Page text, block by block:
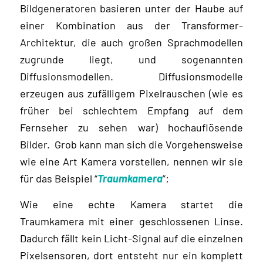
Bildgeneratoren basieren unter der Haube auf
einer Kombination aus der Transformer-
Architektur, die auch großen Sprachmodellen
zugrunde liegt, und sogenannten
Diffusionsmodellen. Diffusionsmodelle
erzeugen aus zufälligem Pixelrauschen (wie es
früher bei schlechtem Empfang auf dem
Fernseher zu sehen war) hochauflösende
Bilder. Grob kann man sich die Vorgehensweise
wie eine Art Kamera vorstellen, nennen wir sie
für das Beispiel “Traumkamera”:
Wie eine echte Kamera startet die
Traumkamera mit einer geschlossenen Linse.
Dadurch fällt kein Licht-Signal auf die einzelnen
Pixelsensoren, dort entsteht nur ein komplett